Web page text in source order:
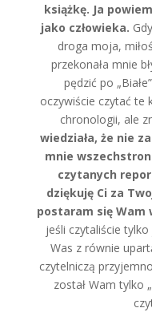
książkę. Ja
jako człowieka.
droga moja,
przekonała mnie
pędzić po
oczywiście czytać te
chronologii, ale
wiedziała, że nie
mnie
czytanych
dziękuję Ci za
postaram się Wam
jeśli czytaliście
Was z równie
czytelniczą
został Wam tylko